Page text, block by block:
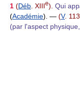
1 (Déb . XIIIe). Qui
(Académie). — (V.
(par l'aspect